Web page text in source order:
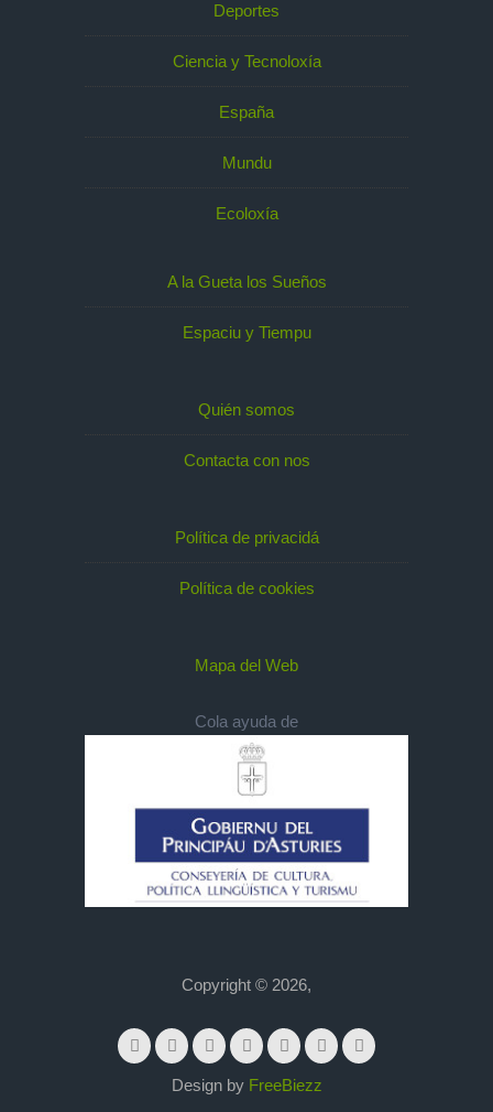
Deportes
Ciencia y Tecnoloxía
España
Mundu
Ecoloxía
A la Gueta los Sueños
Espaciu y Tiempu
Quién somos
Contacta con nos
Política de privacidá
Política de cookies
Mapa del Web
Cola ayuda de
Copyright © 2026,
Design by FreeBiezz